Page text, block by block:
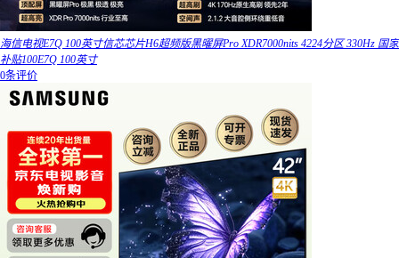
海信电视E7Q 100英寸信芯芯片H6超频版黑曜屏Pro XDR7000nits 4224分区 330Hz 国家
补贴100E7Q 100英寸
0条评价